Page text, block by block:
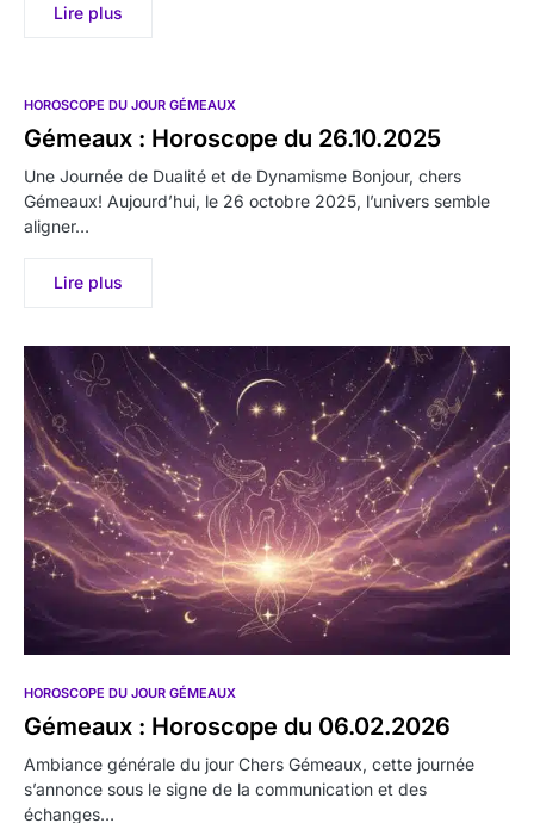
Lire plus
HOROSCOPE DU JOUR GÉMEAUX
Gémeaux : Horoscope du 26.10.2025
Une Journée de Dualité et de Dynamisme Bonjour, chers
Gémeaux! Aujourd’hui, le 26 octobre 2025, l’univers semble
aligner…
Lire plus
HOROSCOPE DU JOUR GÉMEAUX
Gémeaux : Horoscope du 06.02.2026
Ambiance générale du jour Chers Gémeaux, cette journée
s’annonce sous le signe de la communication et des
échanges…